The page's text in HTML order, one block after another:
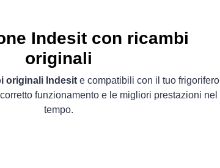
Indesit con ricambi
originali
originali Indesit e compatibili con il tuo frigorifero
funzionamento e le migliori prestazioni nel
tempo.